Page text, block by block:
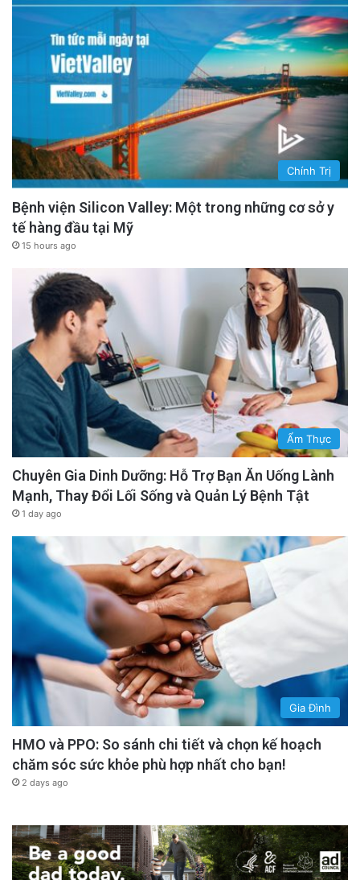
Chính Trị
Bệnh viện Silicon Valley: Một trong những cơ sở y
tế hàng đầu tại Mỹ
15 hours ago
Ẩm Thực
Chuyên Gia Dinh Dưỡng: Hỗ Trợ Bạn Ăn Uống Lành
Mạnh, Thay Đổi Lối Sống và Quản Lý Bệnh Tật
1 day ago
Gia Đình
HMO và PPO: So sánh chi tiết và chọn kế hoạch
chăm sóc sức khỏe phù hợp nhất cho bạn!
2 days ago